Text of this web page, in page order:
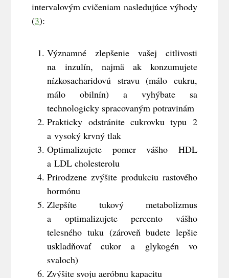
intervalovým cvičeniam nasledujúce výhody
(3):
Významné zlepšenie vašej citlivosti
na inzulín, najmä ak konzumujete
nízkosacharidovú stravu (málo cukru,
málo obilnín) a vyhýbate sa
technologicky spracovaným potravinám
Prakticky odstránite cukrovku typu 2
a vysoký krvný tlak
Optimalizujete pomer vášho HDL
a LDL cholesterolu
Prirodzene zvýšite produkciu rastového
hormónu
Zlepšíte tukový metabolizmus
a optimalizujete percento vášho
telesného tuku (zároveň budete lepšie
uskladňovať cukor a glykogén vo
svaloch)
Zvýšite svoju aeróbnu kapacitu